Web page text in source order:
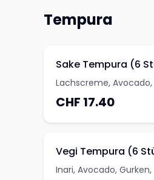
Tempura
Sake Tempura (6
Lachscreme, Avocado,
CHF 17.40
Vegi Tempura (6
Inari, Avocado,